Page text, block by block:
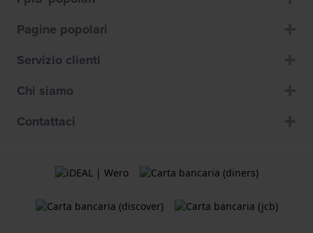
Pagine popolari
Servizio clienti
Chi siamo
Contattaci